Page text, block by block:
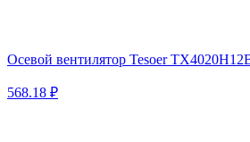
Осевой вентилятор Tesoer
568.18 ₽